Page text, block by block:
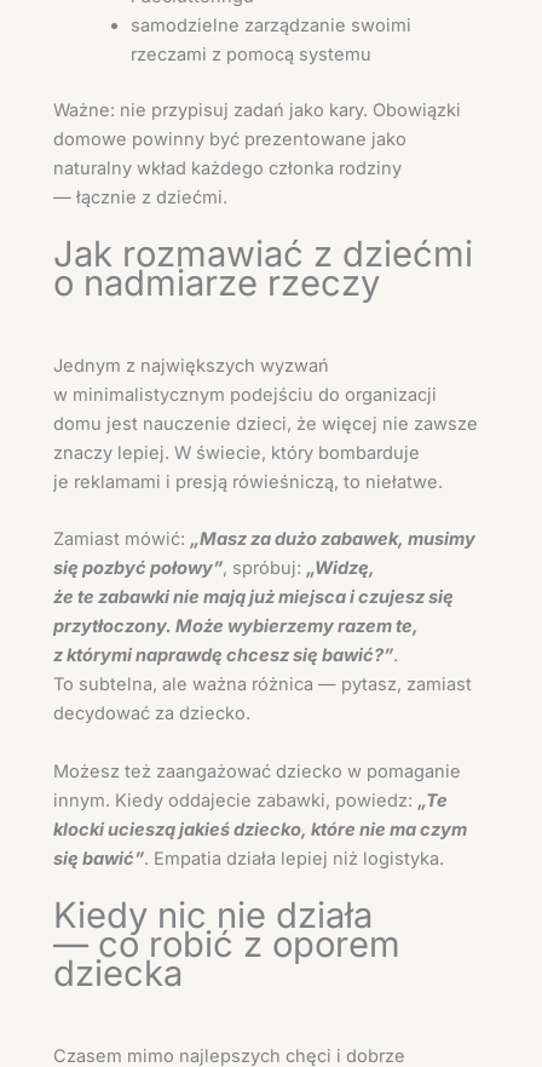
samodzielne zarządzanie swoimi
rzeczami z pomocą systemu
Ważne: nie przypisuj zadań jako kary. Obowiązki
domowe powinny być prezentowane jako
naturalny wkład każdego członka rodziny
— łącznie z dziećmi.
Jak rozmawiać z dziećmi
o nadmiarze rzeczy
Jednym z największych wyzwań
w minimalistycznym podejściu do organizacji
domu jest nauczenie dzieci, że więcej nie zawsze
znaczy lepiej. W świecie, który bombarduje
je reklamami i presją rówieśniczą, to niełatwe.
Zamiast mówić: „Masz za dużo zabawek, musimy
się pozbyć połowy”, spróbuj: „Widzę,
że te zabawki nie mają już miejsca i czujesz się
przytłoczony. Może wybierzemy razem te,
z którymi naprawdę chcesz się bawić?”.
To subtelna, ale ważna różnica — pytasz, zamiast
decydować za dziecko.
Możesz też zaangażować dziecko w pomaganie
innym. Kiedy oddajecie zabawki, powiedz: „Te
klocki ucieszą jakieś dziecko, które nie ma czym
się bawić”. Empatia działa lepiej niż logistyka.
Kiedy nic nie działa
— co robić z oporem
dziecka
Czasem mimo najlepszych chęci i dobrze